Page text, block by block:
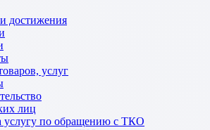
достижения
услуг
лиц
услугу по обращению с ТКО